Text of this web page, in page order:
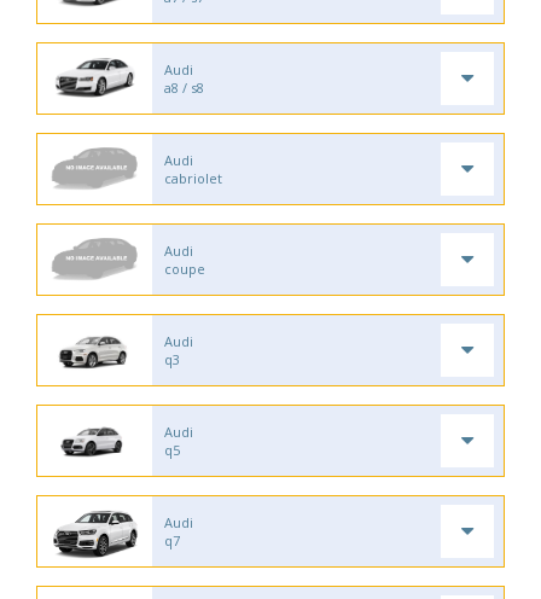
Audi
a8 / s8
Audi
cabriolet
Audi
coupe
Audi
q3
Audi
q5
Audi
q7